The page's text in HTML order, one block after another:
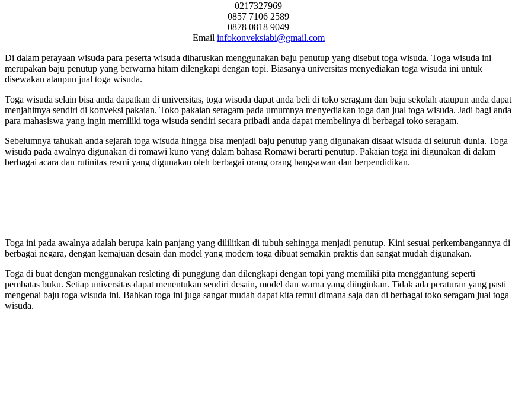
0217327969
0857 7106 2589
0878 0818 9049
Email infokonveksiabi@gmail.com
Di dalam perayaan wisuda para peserta wisuda diharuskan menggunakan baju penutup yang disebut toga wisuda. Toga wisuda ini
merupakan baju penutup yang berwarna hitam dilengkapi dengan topi. Biasanya universitas menyediakan toga wisuda ini untuk
disewakan ataupun jual toga wisuda.
Toga wisuda selain bisa anda dapatkan di universitas, toga wisuda dapat anda beli di toko seragam dan baju sekolah ataupun anda dapat
menjahitnya sendiri di konveksi pakaian. Toko pakaian seragam pada umumnya menyediakan toga dan jual toga wisuda. Jadi bagi anda
para mahasiswa yang ingin memiliki toga wisuda sendiri secara pribadi anda dapat membelinya di berbagai toko seragam.
Sebelumnya tahukah anda sejarah toga wisuda hingga bisa menjadi baju penutup yang digunakan disaat wisuda di seluruh dunia. Toga
wisuda pada awalnya digunakan di romawi kuno yang dalam bahasa Romawi berarti penutup. Pakaian toga ini digunakan di dalam
berbagai acara dan rutinitas resmi yang digunakan oleh berbagai orang orang bangsawan dan berpendidikan.
Toga ini pada awalnya adalah berupa kain panjang yang dililitkan di tubuh sehingga menjadi penutup. Kini sesuai perkembangannya di
berbagai negara, dengan kemajuan desain dan model yang modern toga dibuat semakin praktis dan sangat mudah digunakan.
Toga di buat dengan menggunakan resleting di punggung dan dilengkapi dengan topi yang memiliki pita menggantung seperti
pembatas buku. Setiap universitas dapat menentukan sendiri desain, model dan warna yang diinginkan. Tidak ada peraturan yang pasti
mengenai baju toga wisuda ini. Bahkan toga ini juga sangat mudah dapat kita temui dimana saja dan di berbagai toko seragam jual toga
wisuda.